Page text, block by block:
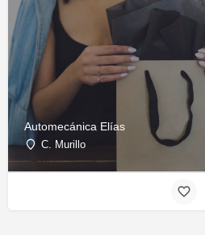
Automecánica Elías
C. Murillo